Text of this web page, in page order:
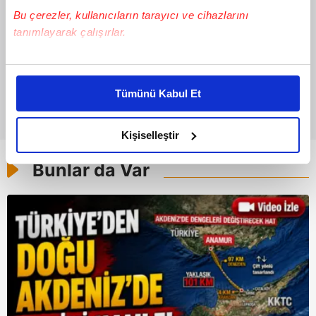
Bu çerezler, kullanıcıların tarayıcı ve cihazlarını
tanımlayarak çalışırlar.
Bu çerezlere izin vermeniz halinde sizlere özel
daha iyi reklam deneyimi yaşatabiliriz. Bunu yaparken
amacımızın size daha iyi bir reklam deneyimi sunmak
olduğunu ve sizlere en iyi içerikleri sunabilmek adına
elimizden gelen çabayı gösterdiğimizi ve bu noktada,
reklamların maliyetlerimizi karşılamak noktasında tek gelir
Her halükârda, kullanıcılar, bu çerezlere izin vermedikleri
takdirde, kullanıcılara hedefli reklamlar
gösterilmeyecektir."
Sizlere daha iyi bir hizmet sunabilmek için İnternet
Sitemizde kendimize ve üçüncü kişilere ait çerezler
Tümünü Kabul Et
Kişiselleştir
Bunlar da Var